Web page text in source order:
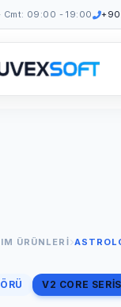
Cmt: 09:00 - 19:00
ÜRÜNLERI
V2 CORE